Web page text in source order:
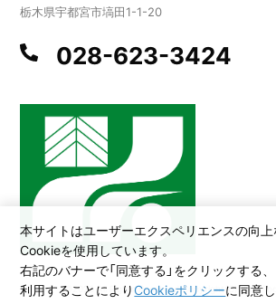
本サイトはユーザーエクスペリエンスの向上
Cookieを使用しています。
右記のバナーで「同意する」をクリックする
利用することによりCookieポリシーに同意
栃木県宇都宮市塙田1-1-20
028-623-3424
©2026 All Rights